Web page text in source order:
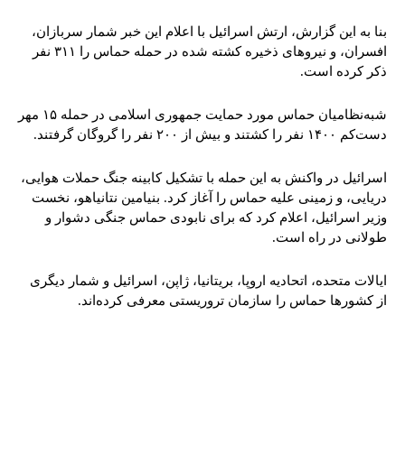
بنا به این گزارش، ارتش اسرائیل با اعلام این خبر شمار سربازان،
افسران، و نیروهای ذخیره کشته شده در حمله حماس را ۳۱۱ نفر
ذکر کرده است.
شبه‌نظامیان حماس مورد حمایت جمهوری اسلامی در حمله ۱۵ مهر
دست‌کم ۱۴۰۰ نفر را کشتند و بیش از ۲۰۰ نفر را گروگان گرفتند.
اسرائیل در واکنش به این حمله با تشکیل کابینه جنگ حملات هوایی،
دریایی، و زمینی علیه حماس را آغاز کرد. بنیامین نتانیاهو، نخست
وزیر اسرائیل، اعلام کرد که برای نابودی حماس جنگی دشوار و
طولانی در راه است.
ایالات متحده، اتحادیه اروپا، بریتانیا، ژاپن، اسرائیل و شمار دیگری
از کشورها حماس را سازمان تروریستی معرفی کرده‌اند.